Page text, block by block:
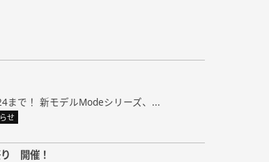
まで！ 新モデルModeシリーズ、...
せ
開催！